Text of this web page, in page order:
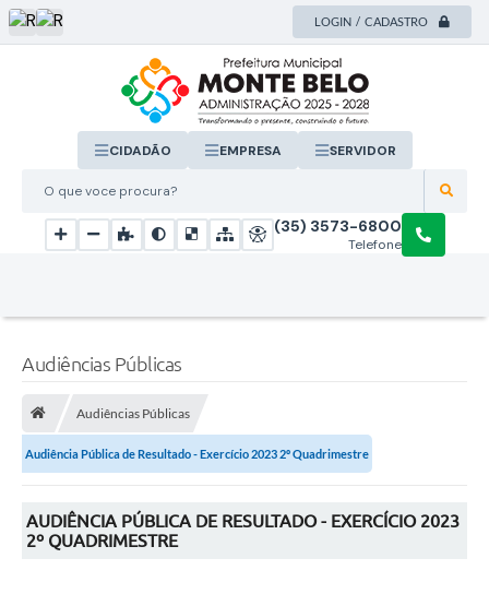
LOGIN / CADASTRO
O que voce procura?
CIDADÃO EMPRESA SERVIDOR
Telefone
(35) 3573-6800
Audiências Públicas
Audiências Públicas
Audiência Pública de Resultado - Exercício 2023 2º Quadrimestre
AUDIÊNCIA PÚBLICA DE RESULTADO - EXERCÍCIO 2023
2º QUADRIMESTRE